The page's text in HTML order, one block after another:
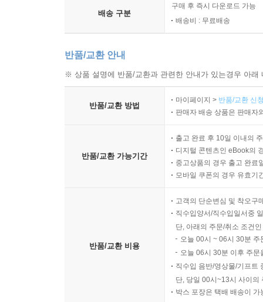
배송 구분
구매 후 즉시 다운로드 가능
배송비 : 무료배송
반품/교환 안내
※ 상품 설명에 반품/교환과 관련한 안내가 있는경우 아
반품/교환 방법
마이페이지 > 반품/교환 신
판매자 배송 상품은 판매자
반품/교환 가능기간
출고 완료 후 10일 이내의
디지털 콘텐츠인 eBook의
중고상품의 경우 출고 완료
모바일 쿠폰의 경우 유효기
반품/교환 비용
고객의 단순변심 및 착오구
직수입양서/직수입일서중
단, 아래의 주문/취소 조건
오늘 00시 ~ 06시 30분
오늘 06시 30분 이후 주
직수입 음반/영상물/기프트
단, 당일 00시~13시 사이의
박스 포장은 택배 배송이